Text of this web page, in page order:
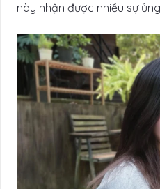
này nhận được nhiều sự